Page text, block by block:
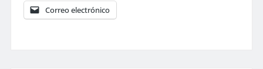
Correo electrónico